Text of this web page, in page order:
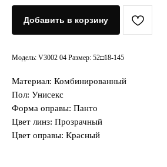
Добавить в корзину
Модель: V3002 04 Размер: 52□18-145
Материал: Комбинированный
Пол: Унисекс
Форма оправы: Панто
Цвет линз: Прозрачный
Цвет оправы: Красный